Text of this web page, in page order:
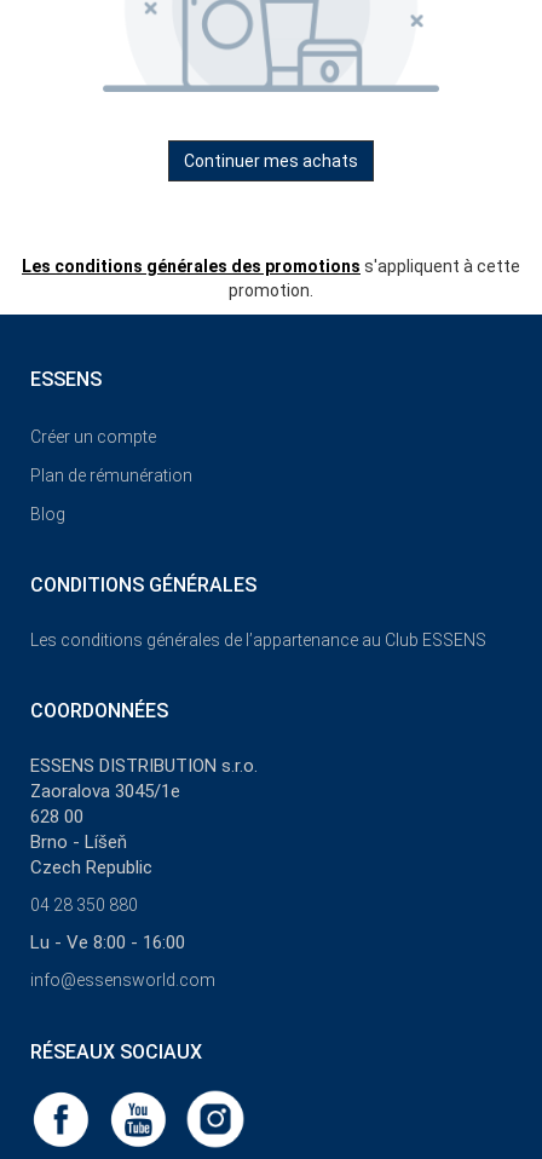
Continuer mes achats
Les conditions générales des promotions s'appliquent à cette
promotion.
ESSENS
Créer un compte
Plan de rémunération
Blog
CONDITIONS GÉNÉRALES
Les conditions générales de l’appartenance au Club ESSENS
COORDONNÉES
ESSENS DISTRIBUTION s.r.o.
Zaoralova 3045/1e
628 00
Brno - Líšeň
Czech Republic
04 28 350 880
Lu - Ve 8:00 - 16:00
info@essensworld.com
RÉSEAUX SOCIAUX